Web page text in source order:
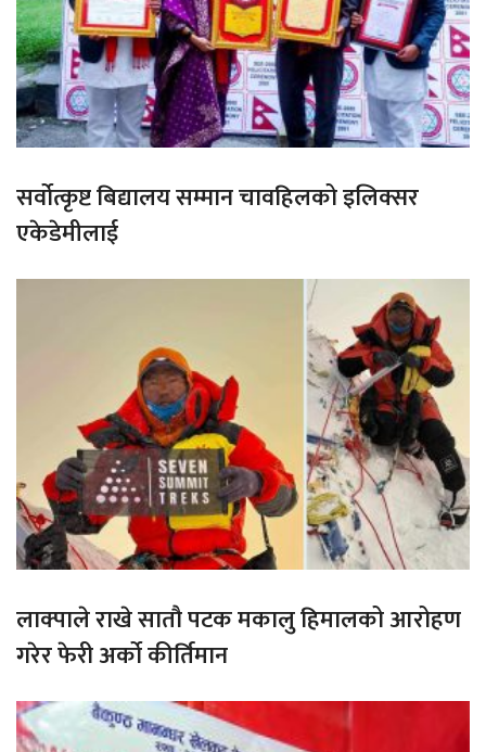
सर्वोत्कृष्ट बिद्यालय सम्मान चावहिलको इलिक्सर
एकेडेमीलाई
लाक्पाले राखे सातौ पटक मकालु हिमालको आरोहण
गरेर फेरी अर्को कीर्तिमान